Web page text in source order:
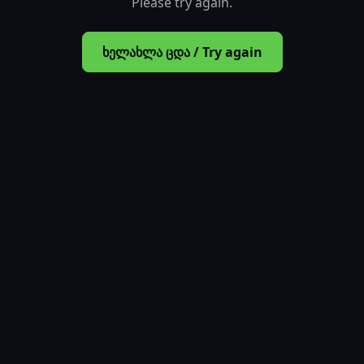
ხელახლა ცდა / Try again